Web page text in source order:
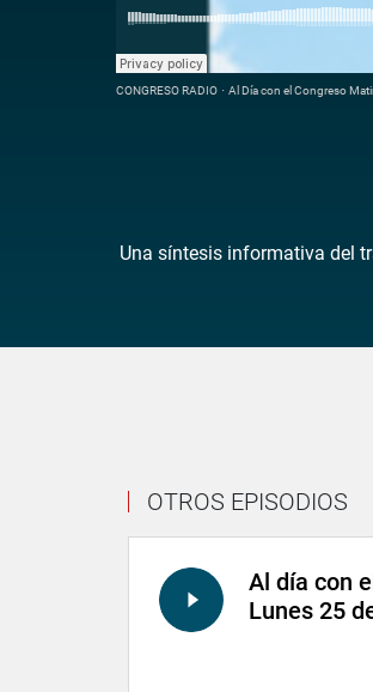
CONGRESO RADIO · Al Día con el Congreso
Una síntesis informativa del
OTROS EPISODIOS
Al día con
Lunes 25